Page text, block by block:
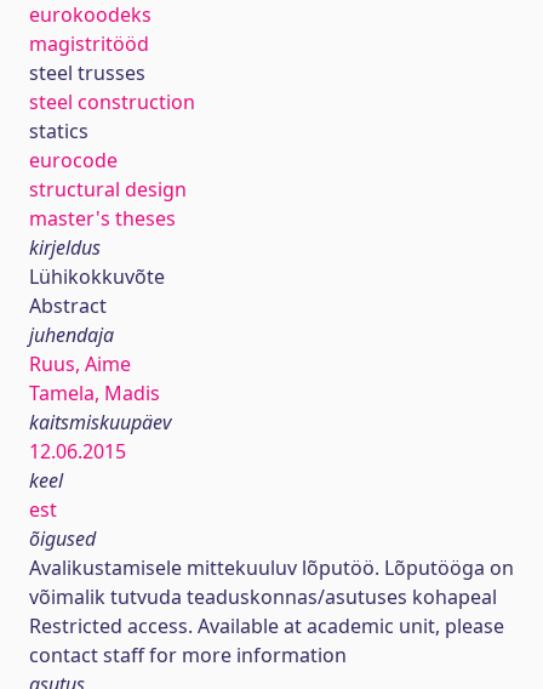
eurokoodeks
magistritööd
steel trusses
steel construction
statics
eurocode
structural design
master's theses
kirjeldus
Lühikokkuvõte
Abstract
juhendaja
Ruus, Aime
Tamela, Madis
kaitsmiskuupäev
12.06.2015
keel
est
õigused
Avalikustamisele mittekuuluv lõputöö. Lõputööga on
võimalik tutvuda teaduskonnas/asutuses kohapeal
Restricted access. Available at academic unit, please
contact staff for more information